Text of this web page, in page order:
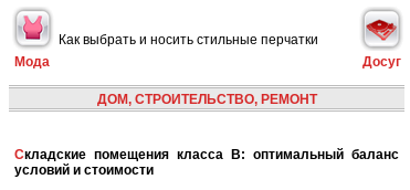
Мода
Как выбрать и носить стильные перчатки
Досуг
ДОМ, СТРОИТЕЛЬСТВО, РЕМОНТ
Складские помещения класса B: оптимальный баланс
условий и стоимости